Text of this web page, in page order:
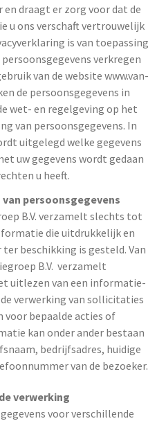
en draagt er zorg voor dat de
u ons verschaft vertrouwelijk
is van toepassing
verkregen
van de website www.van-
de persoonsgegevens in
wet- en regelgeving op het
van persoonsgegevens. In
uitgelegd welke gegevens
uw gegevens wordt gedaan
u heeft.
persoonsgegevens
B.V. verzamelt slechts tot
die uitdrukkelijk en
beschikking is gesteld. Van
B.V. verzamelt
uitlezen van een informatie-
verwerking van sollicitaties
bepaalde acties of
kan onder ander bestaan
bedrijfsadres, huidige
van de bezoeker.
verwerking
voor verschillende